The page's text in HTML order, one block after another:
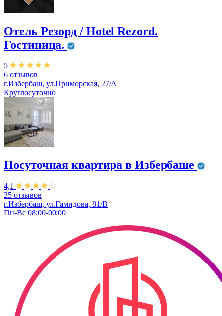
Отель Резорд / Hotel Rezord.
Гостиница.
5
6 отзывов
г.Избербаш, ул.Приморская, 27/А
Круглосуточно
Посуточная квартира в Избербаше
4,1
25 отзывов
г.Избербаш, ул.Гамидова, 81/В
Пн-Вс 08:00-00:00